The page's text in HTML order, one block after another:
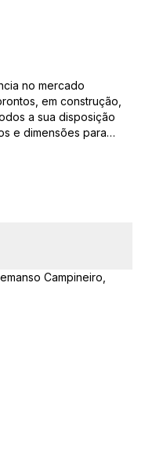
no mercado
em construção,
a sua disposição
e dimensões para
terrenos, salas
Campineiro,